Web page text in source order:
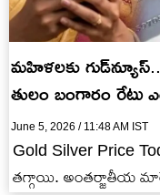
మహిళలకు
తులం బంగారం రేటు
June 5, 2026 / 11:48 AM IST
Gold Silver Price
తగ్గాయి. అంతర్జాతీయ